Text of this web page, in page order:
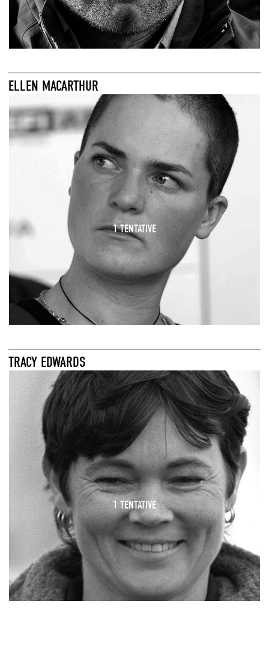
ELLEN MACARTHUR
1 TENTATIVE
TRACY EDWARDS
1 TENTATIVE